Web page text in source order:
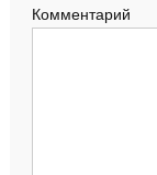
Комментарий